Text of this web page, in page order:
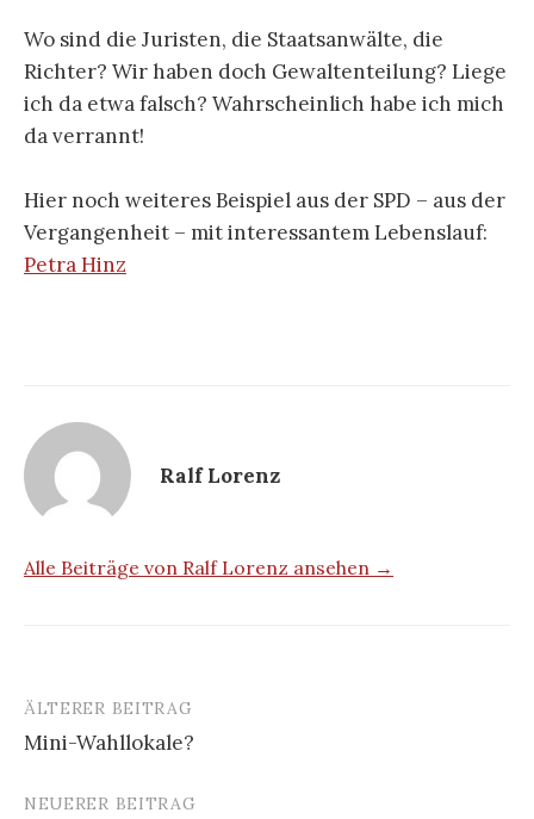
Wo sind die Juristen, die Staatsanwälte, die
Richter? Wir haben doch Gewaltenteilung? Liege
ich da etwa falsch? Wahrscheinlich habe ich mich
da verrannt!
Hier noch weiteres Beispiel aus der SPD – aus der
Vergangenheit – mit interessantem Lebenslauf:
Petra Hinz
Ralf Lorenz
Alle Beiträge von Ralf Lorenz ansehen →
Beitrags-
Navigation
ÄLTERER BEITRAG
Mini-Wahllokale?
NEUERER BEITRAG